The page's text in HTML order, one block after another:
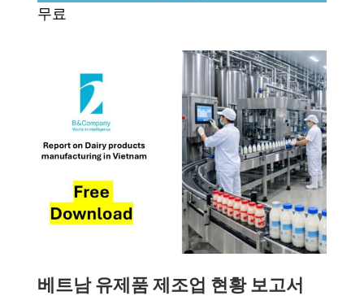
무료
베트남 유제품 제조업 현황 보고서